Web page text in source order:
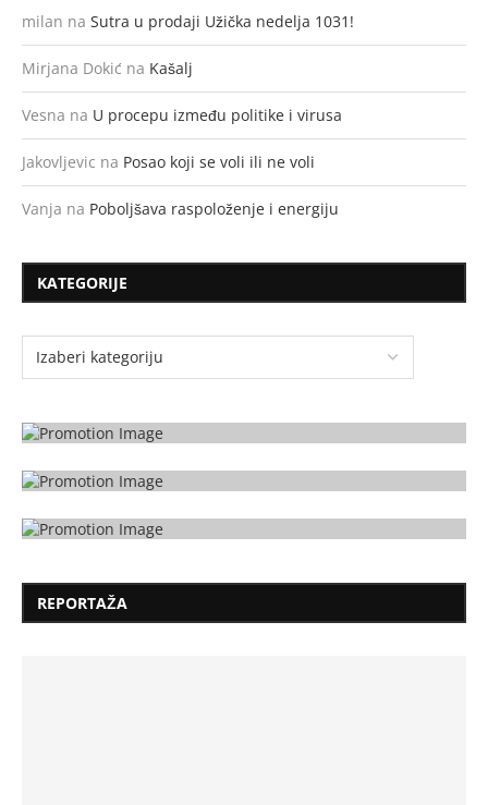
milan na Sutra u prodaji Užička nedelja 1031!
Mirjana Dokić na Kašalj
Vesna na U procepu između politike i virusa
Jakovljevic na Posao koji se voli ili ne voli
Vanja na Poboljšava raspoloženje i energiju
KATEGORIJE
REPORTAŽA